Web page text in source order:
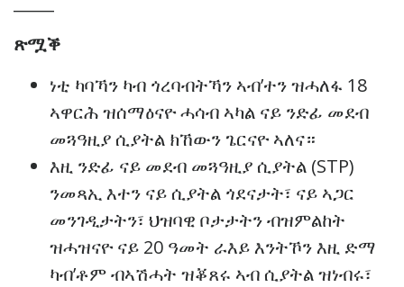
ጽሟቕ
ነቲ ካባኻን ካብ ጎረባብትኻን ኣብ’ተን ዝሓለፋ 18
ኣዋርሕ ዝሰማዕናዮ ሓሳብ ኣካል ናይ ንድፊ መደብ
መጓዓዚያ ሲያትል ክኸውን ጌርናዮ ኣለና።
እዚ ንድፊ ናይ መደብ መጓዓዚያ ሲያትል (STP)
ንመጻኢ እተን ናይ ሲያትል ጎደናታት፣ ናይ ኣጋር
መንገዲታትን፣ ህዝባዊ ቦታታትን ብዝምልከት
ዝሓዝናዮ ናይ 20 ዓመት ራእይ እንትኾን እዚ ድማ
ካብ’ቶም ብኣሽሓት ዝቖጸሩ ኣብ ሲያትል ዝነብሩ፣